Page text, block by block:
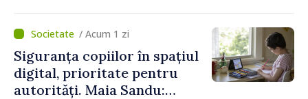
de vârf a concediilor
/ Acum 1 zi
Siguranța copiilor în spațiul
digital, prioritate pentru
autorități. Maia Sandu: